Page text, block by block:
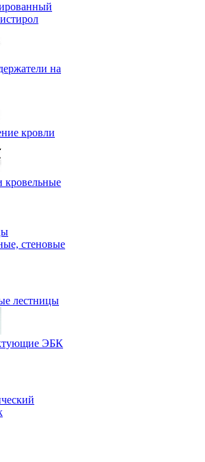
на
кровли
кровельные
стеновые
лестницы
ЭБК